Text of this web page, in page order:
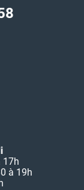
17h
à 19h